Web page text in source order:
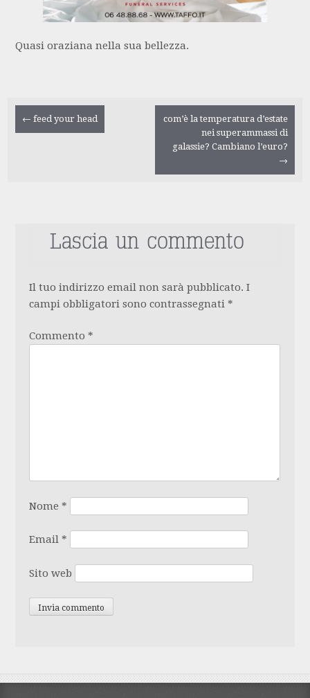
Quasi oraziana nella sua bellezza.
Navigazione
← feed your head
com’è la temperatura d’estate
nei superammassi di
galassie? Cambiano l’euro?
→
Lascia un commento
Il tuo indirizzo email non sarà pubblicato. I
campi obbligatori sono contrassegnati *
Commento *
Nome *
Email *
Sito web